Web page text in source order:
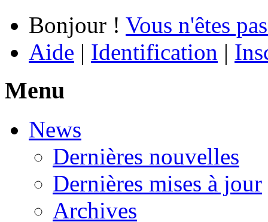
Bonjour ! Vous n'êtes
Aide | Identification |
Menu
News
Dernières nouvelles
Dernières mises à jour
Archives